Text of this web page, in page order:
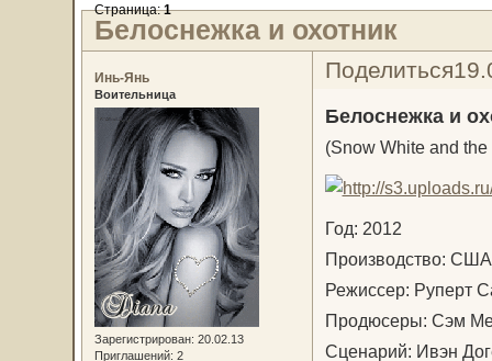
Белоснежка и охотник
Страница:1
Поделиться
Инь-Янь
Воительница
Зарегистрирован: 20.02.13
Приглашений: 2
Белоснежка и
(Snow White and
Год: 2012
Производство:
Режиссер: Руперт
Продюсеры: Сэм
Сценарий: Ивэн